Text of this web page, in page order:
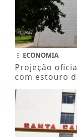
ECONOMIA
Projeção
com estouro